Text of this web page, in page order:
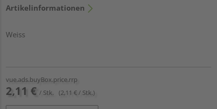
Artikelinformationen
Weiss
vue.ads.buyBox.price.rrp
2,11 € / Stk. (2,11 € / Stk.)